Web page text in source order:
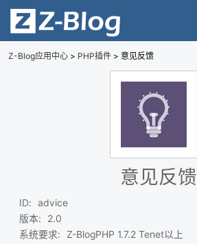
Z-Blog应用中心 > PHP插件 > 意见反馈
意见反馈
ID:
advice
版本:
2.0
系统要求:
Z-BlogPHP 1.7.2 Tenet以上